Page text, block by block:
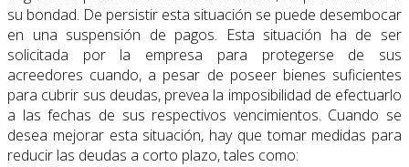
su bondad. De persistir esta situación se puede desembocar
en una suspensión de pagos. Esta situación ha de ser
solicitada por la empresa para protegerse de sus
acreedores cuando, a pesar de poseer bienes suficientes
para cubrir sus deudas, prevea la imposibilidad de efectuarlo
a las fechas de sus respectivos vencimientos. Cuando se
desea mejorar esta situación, hay que tomar medidas para
reducir las deudas a corto plazo, tales como: